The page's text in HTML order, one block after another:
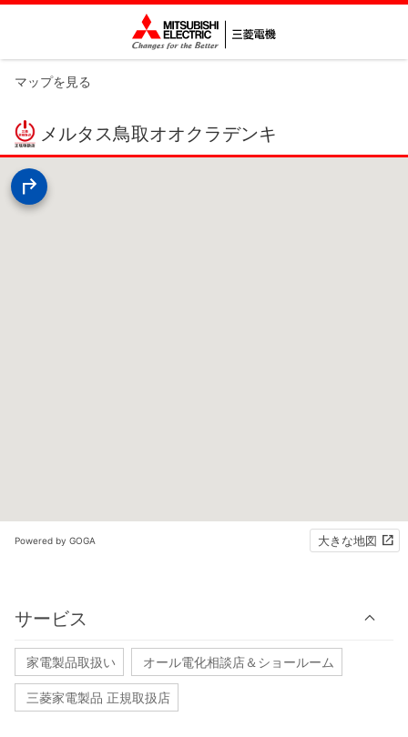
マップを見る
メルタス鳥取オオクラデンキ
Powered by GOGA 大きな地図
サービス
家電製品取扱い オール電化相談店＆ショールーム
三菱家電製品 正規取扱店